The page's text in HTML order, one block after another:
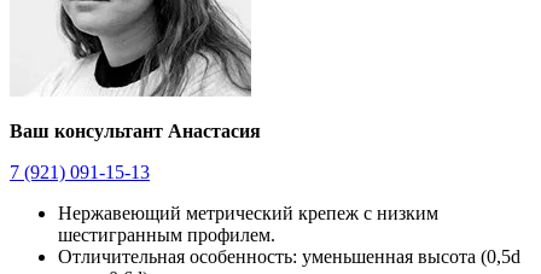
Ваш консультант Анастасия
7 (921) 091-15-13
Нержавеющий метрический крепеж с низким
шестигранным профилем.
Отличительная особенность: уменьшенная высота (0,5d